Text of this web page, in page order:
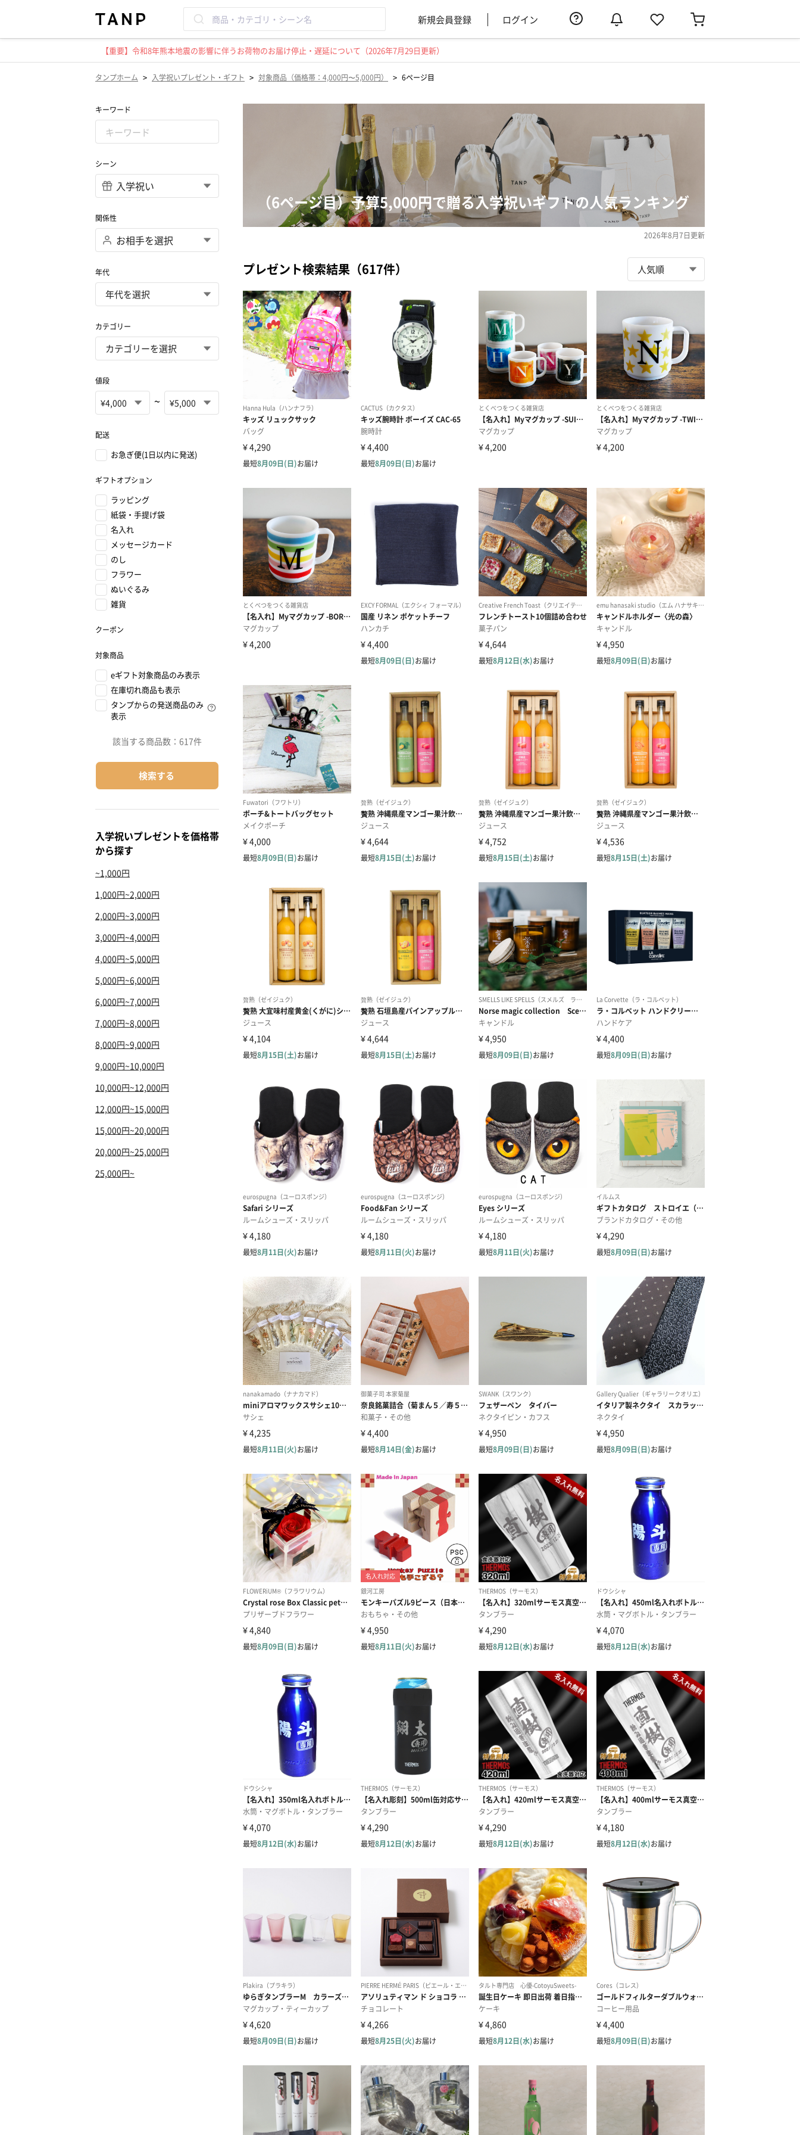
新規会員登録 ログイン
【重要】令和8年熊本地震の影響に伴うお荷物のお届け停止・遅延について（2026年7月29日更新）
タンプホーム > 入学祝いプレゼント・ギフト > 対象商品（価格帯：4,000円〜5,000円） > 6ページ目
キーワード
シーン
関係性
年代
カテゴリー
値段
~
配送
お急ぎ便(1日以内に発送)
ギフトオプション
ラッピング
紙袋・手提げ袋
名入れ
メッセージカード
のし
フラワー
ぬいぐるみ
雑貨
クーポン
対象商品
eギフト対象商品のみ表示
在庫切れ商品も表示
タンプからの発送商品のみ
表示
該当する商品数： 617件
検索する
入学祝いプレゼントを価格帯
から探す
~1,000円
1,000円~2,000円
2,000円~3,000円
3,000円~4,000円
4,000円~5,000円
5,000円~6,000円
6,000円~7,000円
7,000円~8,000円
8,000円~9,000円
9,000円~10,000円
10,000円~12,000円
12,000円~15,000円
15,000円~20,000円
20,000円~25,000円
25,000円~
（6ページ目）予算5,000円で贈る入学祝いギフトの人気ランキング
2026年8月7日更新
プレゼント検索結果（617件）